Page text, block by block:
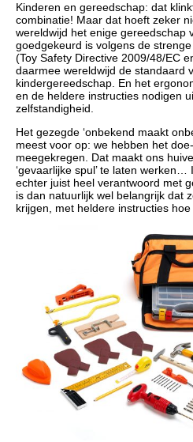
Kinderen en gereedschap: dat
combinatie! Maar dat hoeft zeker
wereldwijd het enige gereedschap
goedgekeurd is volgens de
(Toy Safety Directive 2009/48/EC
daarmee wereldwijd de standaard
kindergereedschap. En het
en de heldere instructies nodigen
zelfstandigheid.
Het gezegde ‘onbekend maakt
meest voor op: we hebben het
meegekregen. Dat maakt ons
‘gevaarlijke spul’ te laten
echter juist heel verantwoord met
is dan natuurlijk wel belangrijk dat
krijgen, met heldere instructies